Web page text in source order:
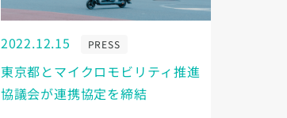
2022.12.15 PRESS
東京都とマイクロモビリティ推進
協議会が連携協定を締結